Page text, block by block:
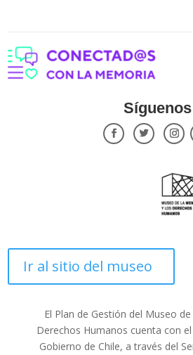
Síguenos
Ir al sitio del museo
El Plan de Gestión del Museo
Derechos Humanos cuenta con